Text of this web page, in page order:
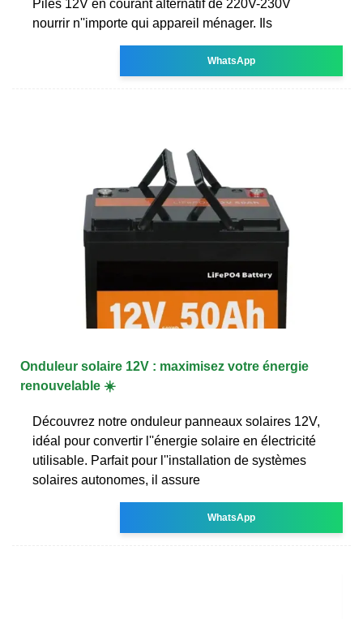
Piles 12V en courant alternatif de 220V-230V
nourrir n''importe qui appareil ménager. Ils
WhatsApp
Onduleur solaire 12V : maximisez votre énergie
renouvelable ☀️
Découvrez notre onduleur panneaux solaires 12V,
idéal pour convertir l''énergie solaire en électricité
utilisable. Parfait pour l''installation de systèmes
solaires autonomes, il assure
WhatsApp